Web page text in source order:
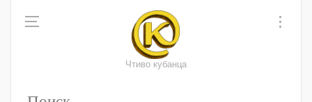
Чтиво кубанца